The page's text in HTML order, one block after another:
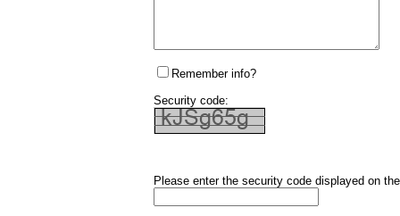
Remember info?
Security code:
Please enter the security code displayed on